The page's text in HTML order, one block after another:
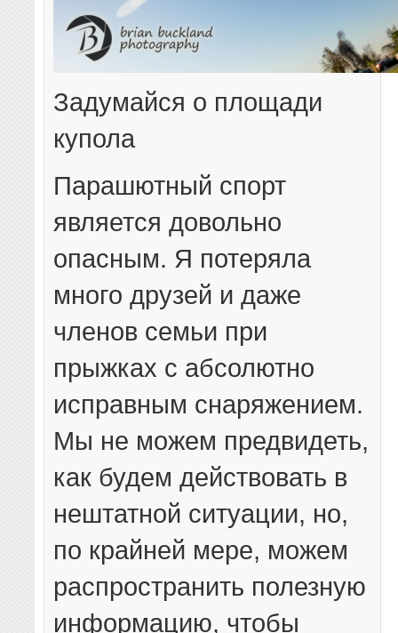
Задумайся о площади
купола
Парашютный спорт
является довольно
опасным. Я потеряла
много друзей и даже
членов семьи при
прыжках с абсолютно
исправным снаряжением.
Мы не можем предвидеть,
как будем действовать в
нештатной ситуации, но,
по крайней мере, можем
распространить полезную
информацию, чтобы